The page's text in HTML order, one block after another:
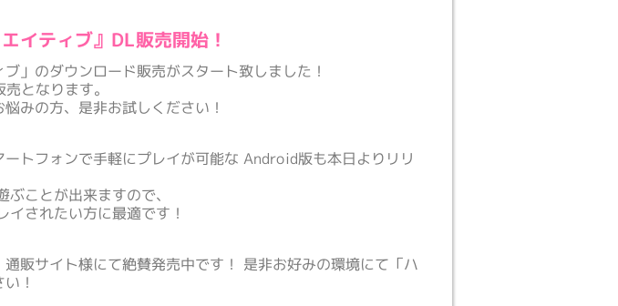
イティブ』DL販売開始！
」のダウンロード販売がスタート致しました！
となります。
みの方、是非お試しください！
トフォンで手軽にプレイが可能な Android版も本日よりリリ
ことが出来ますので、
されたい方に最適です！
販サイト様にて絶賛発売中です！ 是非お好みの環境にて「ハ
！